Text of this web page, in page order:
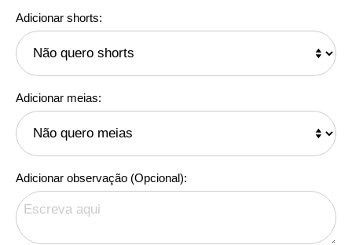
Adicionar shorts:
Adicionar meias:
Adicionar observação (Opcional):